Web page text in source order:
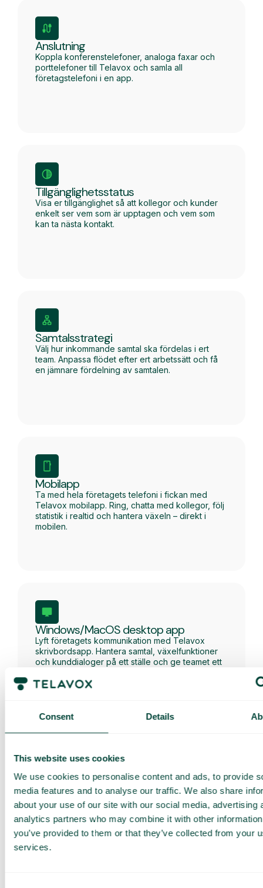
Consent Details
This website uses cookies
We use cookies to personalise content and ads, to provide
media features and to analyse our traffic. We also share
about your use of our site with our social media, advertising
analytics partners who may combine it with other
you’ve provided to them or that they’ve collected from your
services.
Anslutning
Koppla konferenstelefoner, analoga faxar och
porttelefoner till Telavox och samla all
företagstelefoni i en app.
Tillgänglighetsstatus
Visa er tillgänglighet så att kollegor och kunder
enkelt ser vem som är upptagen och vem som
kan ta nästa kontakt.
Samtalsstrategi
Välj hur inkommande samtal ska fördelas i ert
team. Anpassa flödet efter ert arbetssätt och få
en jämnare fördelning av samtalen.
Mobilapp
Ta med hela företagets telefoni i fickan med
Telavox mobilapp. Ring, chatta med kollegor, följ
statistik i realtid och hantera växeln – direkt i
mobilen.
Windows/MacOS desktop app
Lyft företagets kommunikation med Telavox
skrivbordsapp. Hantera samtal, växelfunktioner
och kunddialoger på ett ställe och ge teamet ett
arbetssätt.
Webbapp
Håll ihop företagets telefoni, växel och
ärendehantering direkt i webbläsaren. Med vår
webbapp arbetar ni smidigt var ni än befinner er,
utan installationer.